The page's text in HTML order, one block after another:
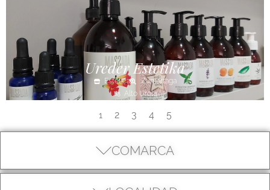
COMARCA
Ureder Estetika
Estética
Zumarraga
Alto Urola
1 2 3 4 5